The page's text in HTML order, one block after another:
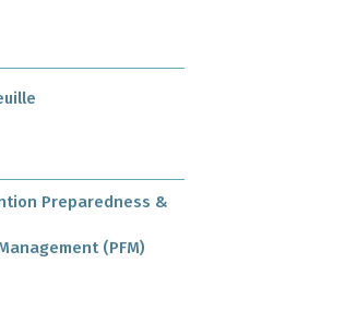
Preparedness &
(PFM)